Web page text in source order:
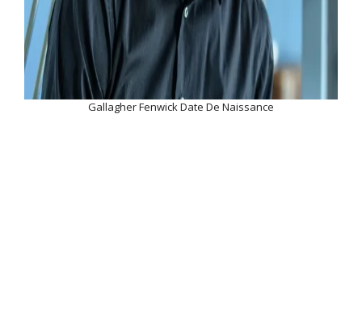
Gallagher Fenwick Date De Naissance